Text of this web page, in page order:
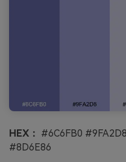
HEX： #6C6FB0
#8D6E86